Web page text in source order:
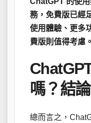
務，免費版已經
使用體驗、更多
費版則值得考慮。
嗎？結論
總而言之，